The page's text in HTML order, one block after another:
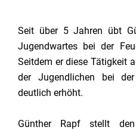
Seit über 5 Jahren übt
Jugendwartes bei der
Seitdem er diese Tätigkeit
der Jugendlichen bei der
deutlich erhöht.
Günther Rapf stellt